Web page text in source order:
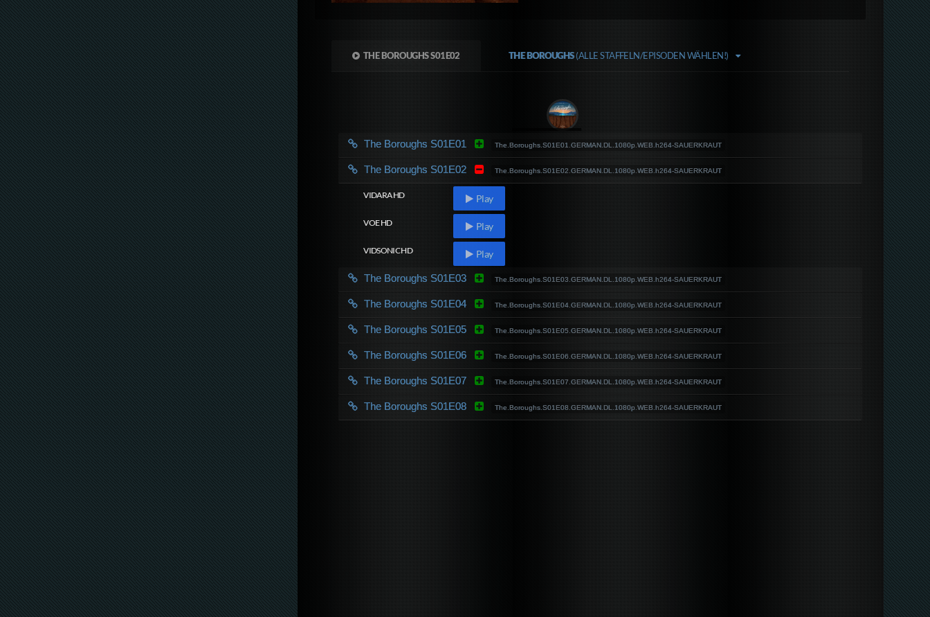
THE BOROUGHS S01E02 THE BOROUGHS(ALLE STAFFELN/EPISODEN WÄHLEN!)
The Boroughs S01E01 The.Boroughs.S01E01.GERMAN.DL.1080p.WEB.h264-SAUERKRAUT
The Boroughs S01E02 The.Boroughs.S01E02.GERMAN.DL.1080p.WEB.h264-SAUERKRAUT
VIDARA HD Play
VOE HD Play
VIDSONIC HD Play
The Boroughs S01E03 The.Boroughs.S01E03.GERMAN.DL.1080p.WEB.h264-SAUERKRAUT
The Boroughs S01E04 The.Boroughs.S01E04.GERMAN.DL.1080p.WEB.h264-SAUERKRAUT
The Boroughs S01E05 The.Boroughs.S01E05.GERMAN.DL.1080p.WEB.h264-SAUERKRAUT
The Boroughs S01E06 The.Boroughs.S01E06.GERMAN.DL.1080p.WEB.h264-SAUERKRAUT
The Boroughs S01E07 The.Boroughs.S01E07.GERMAN.DL.1080p.WEB.h264-SAUERKRAUT
The Boroughs S01E08 The.Boroughs.S01E08.GERMAN.DL.1080p.WEB.h264-SAUERKRAUT